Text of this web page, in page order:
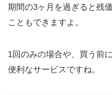
期間の3ヶ月を過ぎると残
こともできますよ。
1回のみの場合や、買う前
便利なサービスですね。